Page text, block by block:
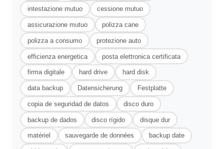
intestazione mutuo cessione mutuo
assicurazione mutuo polizza cane
polizza a consumo protezione auto
efficienza energetica posta elettronica certificata
firma digitale hard drive hard disk
data backup Datensicherung Festplatte
copia de seguridad de datos disco duro
backup de dados disco rígido disque dur
matériel sauvegarde de données backup date